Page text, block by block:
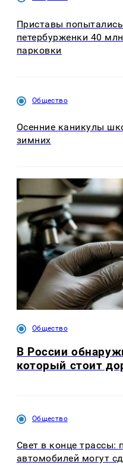
Приставы
петербурженки 40
парковки
Общество
Осенние каникулы
зимних
Общество
В России
который стоит
Общество
Свет в конце трассы:
автомобилей могут